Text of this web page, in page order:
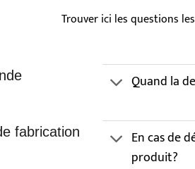
Trouver ici les questions
Quand la
fabrication
En cas de
produit?